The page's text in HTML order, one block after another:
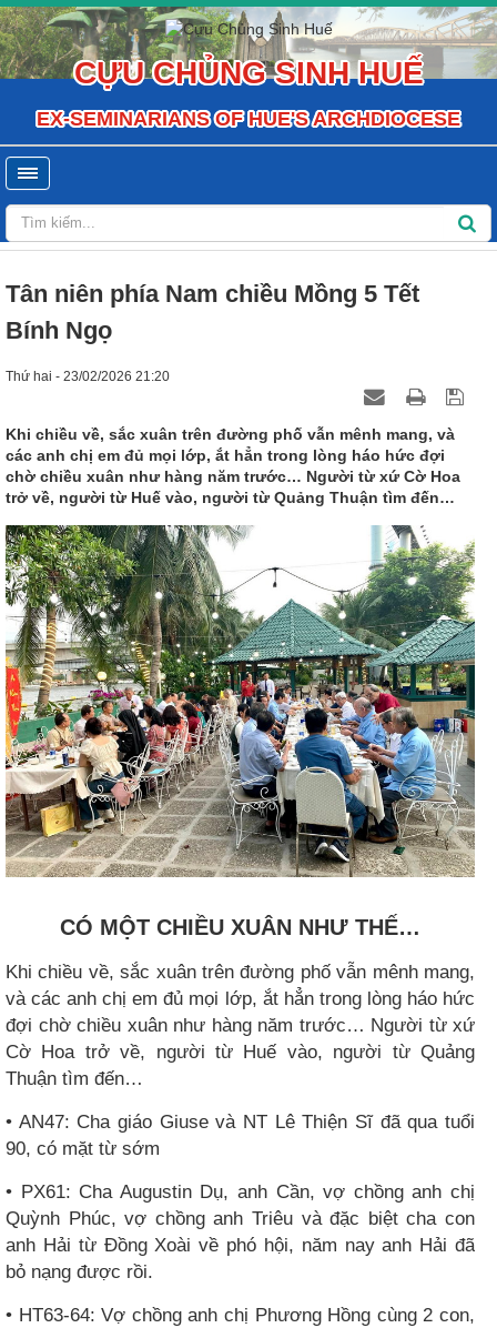
CỰU CHỦNG SINH HUẾ
EX-SEMINARIANS OF HUE'S ARCHDIOCESE
Tân niên phía Nam chiều Mồng 5 Tết
Bính Ngọ
Thứ hai - 23/02/2026 21:20
Khi chiều về, sắc xuân trên đường phố vẫn mênh mang, và
các anh chị em đủ mọi lớp, ắt hẳn trong lòng háo hức đợi
chờ chiều xuân như hàng năm trước… Người từ xứ Cờ Hoa
trở về, người từ Huế vào, người từ Quảng Thuận tìm đến…
CÓ MỘT CHIỀU XUÂN NHƯ THẾ…
Khi chiều về, sắc xuân trên đường phố vẫn mênh mang,
và các anh chị em đủ mọi lớp, ắt hẳn trong lòng háo hức
đợi chờ chiều xuân như hàng năm trước… Người từ xứ
Cờ Hoa trở về, người từ Huế vào, người từ Quảng
Thuận tìm đến…
• AN47: Cha giáo Giuse và NT Lê Thiện Sĩ đã qua tuổi
90, có mặt từ sớm
• PX61: Cha Augustin Dụ, anh Cần, vợ chồng anh chị
Quỳnh Phúc, vợ chồng anh Triêu và đặc biệt cha con
anh Hải từ Đồng Xoài về phó hội, năm nay anh Hải đã
bỏ nạng được rồi.
• HT63-64: Vợ chồng anh chị Phương Hồng cùng 2 con,